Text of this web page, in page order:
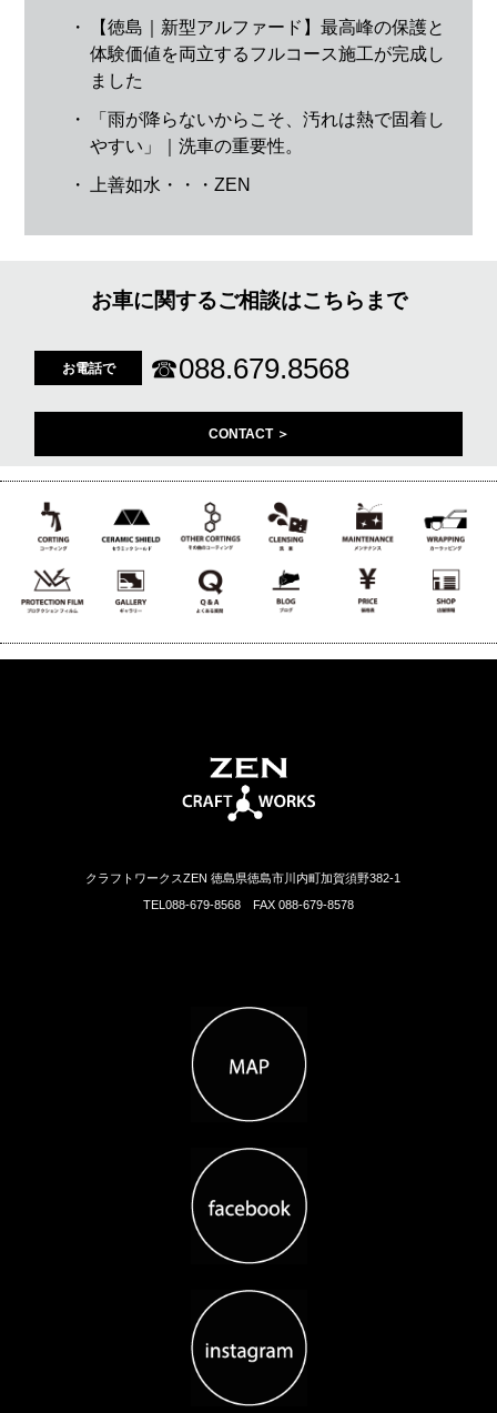
・
【徳島｜新型アルファード】最高峰の保護と
体験価値を両立するフルコース施工が完成し
ました
・
「雨が降らないからこそ、汚れは熱で固着し
やすい」｜洗車の重要性。
・ 上善如水・・・ZEN
お車に関するご相談はこちらまで
お電話で ☎088.679.8568
CONTACT ＞
クラフトワークスZEN 徳島県徳島市川内町加賀須野382-1
TEL088-679-8568 FAX 088-679-8578